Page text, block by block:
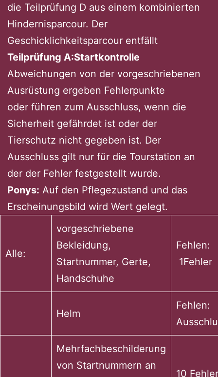
die Teilprüfung D aus einem kombinierten
Hindernisparcour. Der
Geschicklichkeitsparcour entfällt
Teilprüfung A:Startkontrolle
Abweichungen von der vorgeschriebenen
Ausrüstung ergeben Fehlerpunkte
oder führen zum Ausschluss, wenn die
Sicherheit gefährdet ist oder der
Tierschutz nicht gegeben ist. Der
Ausschluss gilt nur für die Tourstation an
der der Fehler festgestellt wurde.
Ponys: Auf den Pflegezustand und das
Erscheinungsbild wird Wert gelegt.
Alle:
vorgeschriebene
Bekleidung,
Startnummer, Gerte,
Handschuhe
Fehlen:
1Fehler
Helm
Fehlen:
Mehrfachbeschilderung
von Startnummern an
10 Fehler